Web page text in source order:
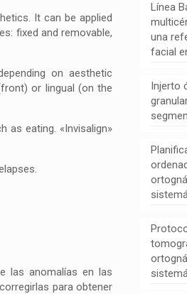
It can be applied
fixed and removable,
on aesthetic
or lingual (on the
as eating. «Invisalign»
las anomalías en las
para obtener
Línea
una
facial
Injerto